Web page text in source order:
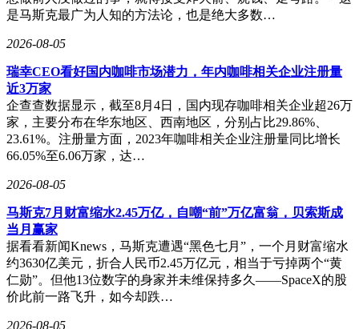
是马斯克最广为人知的方法论，也是绝大多数…
2026-08-05
瑞幸CEO看好国内咖啡市场潜力，年内咖啡相关企业注册量
近3万家
企查查数据显示，截至8月4日，国内现存咖啡相关企业超26万
家，主要分布在华东地区、西南地区，分别占比29.86%、
23.61%。注册量方面，2023年咖啡相关企业注册量同比增长
66.05%至6.06万家，达…
2026-08-05
马斯克7月财富缩水2.45万亿，自嘲“前”万亿富翁，贝索斯成
当月赢家
据看看新闻Knews，马斯克遭遇“黑色七月”，一个月财富缩水
约3630亿美元，折合人民币2.45万亿元，相当于亏掉两个“黄
仁勋”。但他13位数字的身家并未维保持多久——SpaceX的股
价此前一路飞升，如今却跌…
2026-08-05